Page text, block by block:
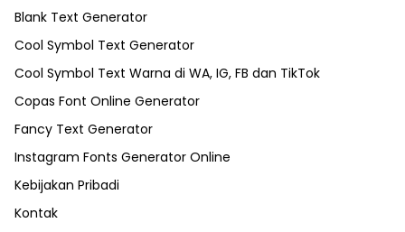
Blank Text Generator
Cool Symbol Text Generator
Cool Symbol Text Warna di WA, IG, FB dan TikTok
Copas Font Online Generator
Fancy Text Generator
Instagram Fonts Generator Online
Kebijakan Pribadi
Kontak